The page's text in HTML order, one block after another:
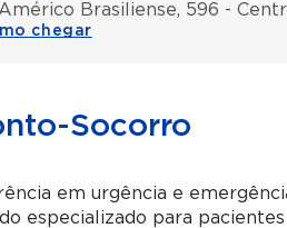
Américo Brasiliense, 596 -
chegar
Socorro
em urgência e
especializado para